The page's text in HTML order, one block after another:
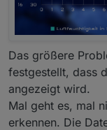
Das größere
festgestellt, dass
angezeigt wird.
Mal geht es, mal
erkennen. Die